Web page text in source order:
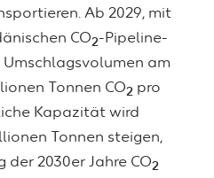
Ab 2029, mit
CO2-Pipeline-
am
Tonnen CO2 pro
Kapazität wird
Tonnen steigen,
2030er Jahre CO2